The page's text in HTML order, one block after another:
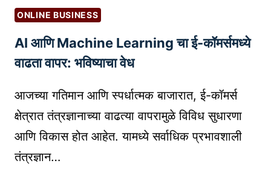
N
O
N
A
S
P
E
से
क
रा
य
?
ONLINE BUSINESS
AI आणि Machine Learning चा ई-कॉमर्समध्ये
वाढता वापर: भविष्याचा वेध
आजच्या गतिमान आणि स्पर्धात्मक बाजारात, ई-कॉमर्स
क्षेत्रात तंत्रज्ञानाच्या वाढत्या वापरामुळे विविध सुधारणा
आणि विकास होत आहेत. यामध्ये सर्वाधिक प्रभावशाली
तंत्रज्ञान…